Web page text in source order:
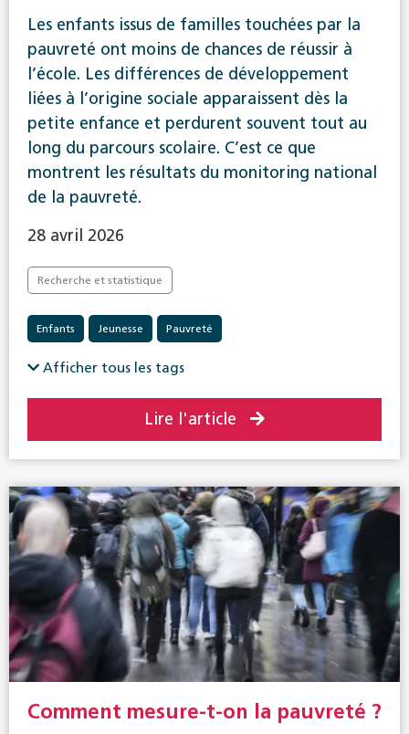
Les enfants issus de familles touchées par la
pauvreté ont moins de chances de réussir à
l’école. Les différences de développement
liées à l’origine sociale apparaissent dès la
petite enfance et perdurent souvent tout au
long du parcours scolaire. C’est ce que
montrent les résultats du monitoring national
de la pauvreté.
28 avril 2026
Recherche et statistique
Enfants Jeunesse Pauvreté
Afficher tous les tags
Lire l'article
Comment mesure-t-on la pauvreté ?